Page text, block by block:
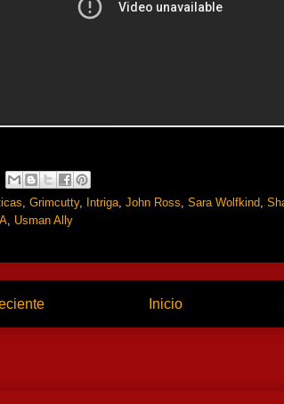
, Grimcutty, Intriga, John Ross, Sara Wolfkind,
, Usman Ally
Inicio